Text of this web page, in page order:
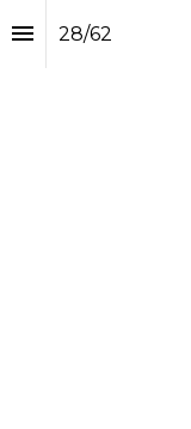
28/62